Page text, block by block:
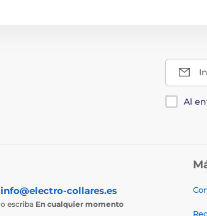
Al
info@electro-collares.es
o escriba En cualquier momento